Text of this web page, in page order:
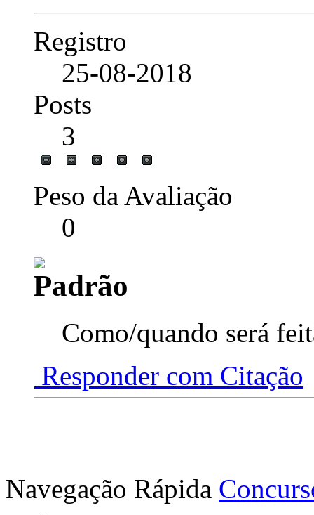
Registro
25-08-2018
Posts
3
Peso da Avaliação
0
Como/quando será
Responder com Citação
Navegação Rápida